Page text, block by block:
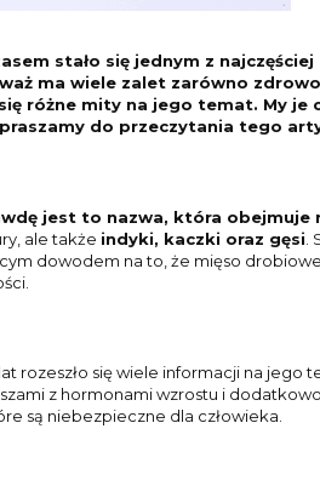
Schab pieczony Eko 90g
Cena regularna:21,90 zł
Najniższa cena:21,90 zł
stało się jednym z najczęściej
ma wiele zalet zarówno
różne mity na jego temat. My je
do przeczytania tego
jest to nazwa, która obejmuje
ale także indyki, kaczki oraz gęsi
dowodem na to, że mięso
rozeszło się wiele informacji na jego
z hormonami wzrostu i
są niebezpieczne dla człowieka.